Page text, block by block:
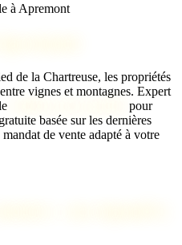
à Apremont
de la Chartreuse, les propriétés
vignes et montagnes. Expert
pour
basée sur les dernières
de vente adapté à votre